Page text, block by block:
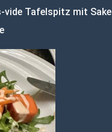
vide Tafelspitz mit Sake